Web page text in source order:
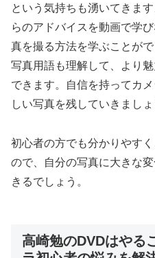
という気持ちも湧いてきま
らのアドバイスを動画で学
真を撮る方法を学ぶことが
写真用語も理解して、より
できます。自信を持ってカ
しい写真を残していきましょ
初心者の方でも分かりやす
ので、自分の写真に大きな
きるでしょう。
高崎勉のDVDはやる